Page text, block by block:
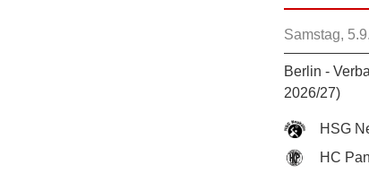
Samstag,
Berlin -
2026/27)
HSG
HC